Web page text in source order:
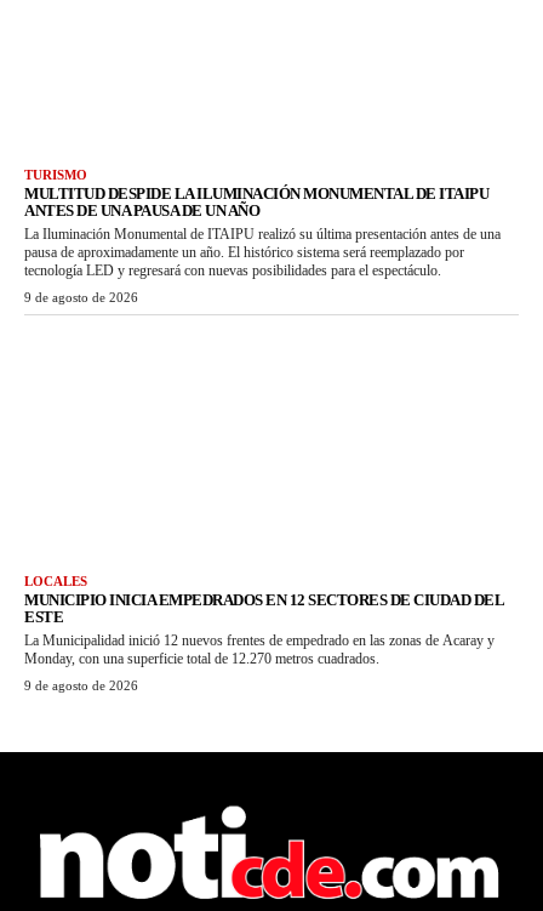
TURISMO
MULTITUD DESPIDE LA ILUMINACIÓN MONUMENTAL DE ITAIPU
ANTES DE UNA PAUSA DE UN AÑO
La Iluminación Monumental de ITAIPU realizó su última presentación antes de una
pausa de aproximadamente un año. El histórico sistema será reemplazado por
tecnología LED y regresará con nuevas posibilidades para el espectáculo.
9 de agosto de 2026
LOCALES
MUNICIPIO INICIA EMPEDRADOS EN 12 SECTORES DE CIUDAD DEL
ESTE
La Municipalidad inició 12 nuevos frentes de empedrado en las zonas de Acaray y
Monday, con una superficie total de 12.270 metros cuadrados.
9 de agosto de 2026